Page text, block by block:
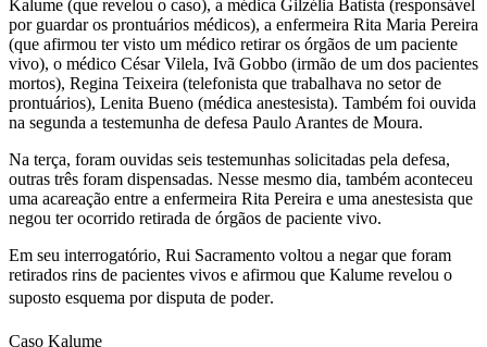
Kalume (que revelou o caso), a médica Gilzélia Batista (responsável
por guardar os prontuários médicos), a enfermeira Rita Maria Pereira
(que afirmou ter visto um médico retirar os órgãos de um paciente
vivo), o médico César Vilela, Ivã Gobbo (irmão de um dos pacientes
mortos), Regina Teixeira (telefonista que trabalhava no setor de
prontuários), Lenita Bueno (médica anestesista). Também foi ouvida
na segunda a testemunha de defesa Paulo Arantes de Moura.
Na terça, foram ouvidas seis testemunhas solicitadas pela defesa,
outras três foram dispensadas. Nesse mesmo dia, também aconteceu
uma acareação entre a enfermeira Rita Pereira e uma anestesista que
negou ter ocorrido retirada de órgãos de paciente vivo.
Em seu interrogatório, Rui Sacramento voltou a negar que foram
retirados rins de pacientes vivos e afirmou que Kalume revelou o
suposto esquema por disputa de poder.
Caso Kalume